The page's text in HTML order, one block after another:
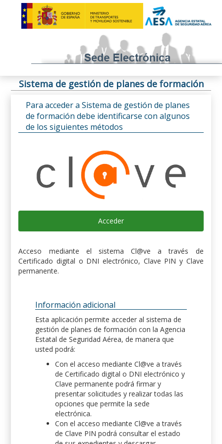
Sistema de gestión de planes de formación
Para acceder a Sistema de gestión de planes
de formación debe identificarse con algunos
de los siguientes métodos
Acceder
Acceso mediante el sistema Cl@ve a través de
Certificado digital o DNI electrónico, Clave PIN y Clave
permanente.
Información adicional
Esta aplicación permite acceder al sistema de
gestión de planes de formación con la Agencia
Estatal de Seguridad Aérea, de manera que
usted podrá:
Con el acceso mediante Cl@ve a través
de Certificado digital o DNI electrónico y
Clave permanente podrá firmar y
presentar solicitudes y realizar todas las
opciones que permite la sede
electrónica.
Con el acceso mediante Cl@ve a través
de Clave PIN podrá consultar el estado